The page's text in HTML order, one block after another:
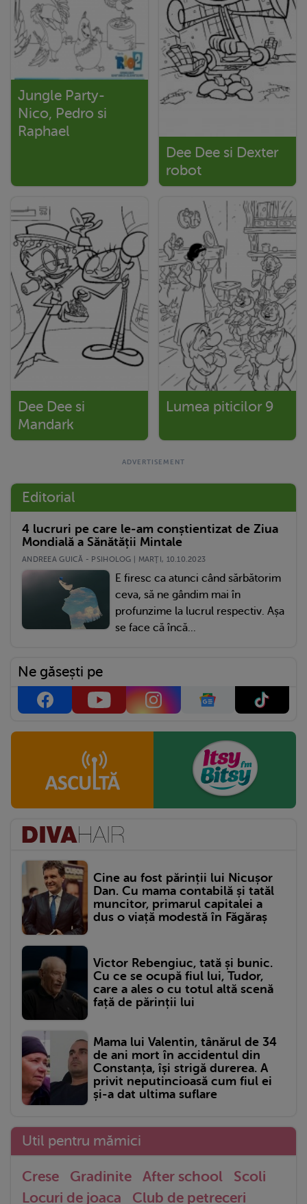
Jungle Party-
Nico, Pedro si
Raphael
Dee Dee si Dexter
robot
Dee Dee si
Mandark
Lumea piticilor 9
Editorial
4 lucruri pe care le-am conștientizat de Ziua
Mondială a Sănătății Mintale
ANDREEA GUICĂ - PSIHOLOG | MARŢI, 10.10.2023
E firesc ca atunci când sărbătorim
ceva, să ne gândim mai în
profunzime la lucrul respectiv. Așa
se face că încă...
Ne găsești pe
Cine au fost părinții lui Nicușor
Dan. Cu mama contabilă și tatăl
muncitor, primarul capitalei a
dus o viață modestă în Făgăraș
Victor Rebengiuc, tată și bunic.
Cu ce se ocupă fiul lui, Tudor,
care a ales o cu totul altă scenă
față de părinții lui
Mama lui Valentin, tânărul de 34
de ani mort în accidentul din
Constanța, își strigă durerea. A
privit neputincioasă cum fiul ei
și-a dat ultima suflare
Util pentru mămici
Crese Gradinite After school
Scoli
Locuri de joaca
Club de petreceri